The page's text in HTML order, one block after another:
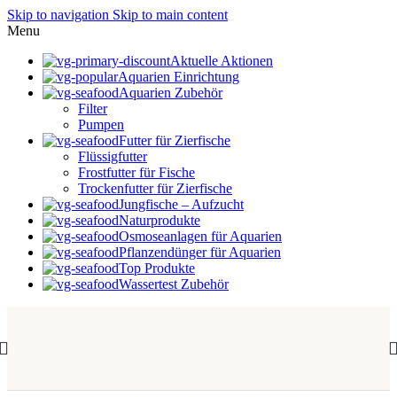
Skip to navigation Skip to main content
Menu
Aktuelle Aktionen
Aquarien Einrichtung
Aquarien Zubehör
Filter
Pumpen
Futter für Zierfische
Flüssigfutter
Frostfutter für Fische
Trockenfutter für Zierfische
Jungfische – Aufzucht
Naturprodukte
Osmoseanlagen für Aquarien
Pflanzendünger für Aquarien
Top Produkte
Wassertest Zubehör